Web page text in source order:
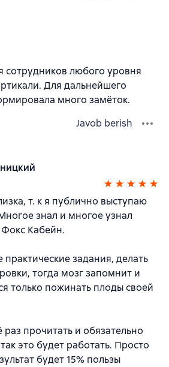
сотрудников любого уровня
Для дальнейшего
много замёток.
Javob berish
т. к я публично выступаю
знал и многое узнал
Кабейн.
практические задания, делать
тогда мозг запомнит и
только пожинать плоды своей
прочитать и обязательно
это будет работать. Просто
будет 15% пользы